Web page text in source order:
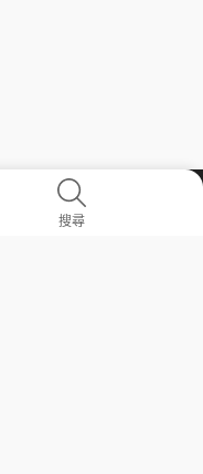
搜尋